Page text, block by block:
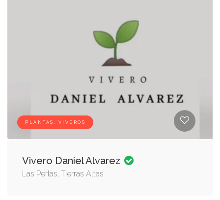
PLANTAS, VIVEROS
Vivero Daniel Alvarez
Las Perlas, Tierras Altas